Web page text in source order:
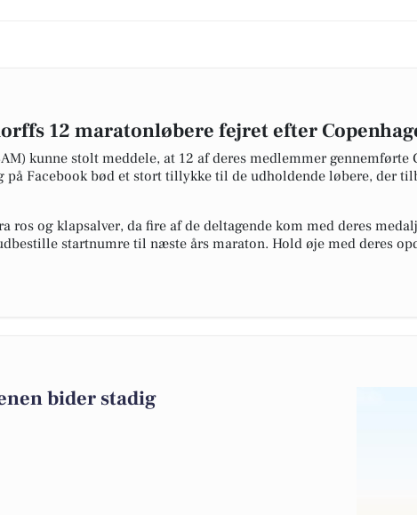
12 maratonløbere fejret efter
kunne stolt meddele, at 12 af deres medlemmer gennemførte
på Facebook bød et stort tillykke til de udholdende løbere, der
ros og klapsalver, da fire af de deltagende kom med deres
startnumre til næste års maraton. Hold øje med deres
bider stadig